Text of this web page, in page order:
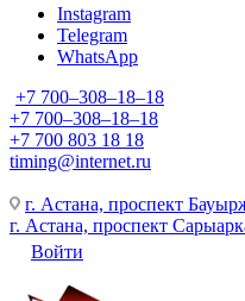
Instagram
Telegram
WhatsApp
+7 700‒308‒18‒18
+7 700‒308‒18‒18
+7 700 803 18 18
timing@internet.ru
г. Астана, проспект
г. Астана, проспект
Войти